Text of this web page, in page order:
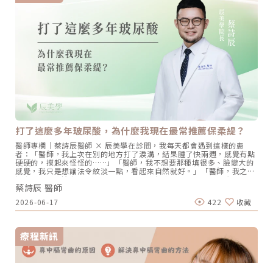
過長治療就要以骨骼/牙齒矯正/正顎手術為主 (請參考正顎手術)放鬆時
人中長度正常閉嘴時因下拉而顯得過長過薄的上唇會在局部造成人中比
例過高因此治療就已增加上唇厚度為主另外有少部分短鼻/鼻中膈後縮
的人在鼻中膈延長後也會有需許減少人中比例的效果 (請參考鼻中膈延
長)延長鼻中膈/增加鼻子長度能少許減少人中的比例再來就是今天的重
點縮人中手術主要就是針對先天過多過長的組織或者是因為老化造成的
組織鬆弛下垂需要去移除過多的皮膚以及軟組織來直接減少人中的長度
手術設計及術後立即術前術後效果也就是這些細微的比例長度差異造就
了許多各自特色的臉改變人中比例會有一種「原來是這樣啊?!」的改變
你是否知道了呢?參考文獻:1. "Analysis and Classification of the
Upper Lip Aesthetic Unit" Peter Raphael, M.D.Ryan Harris,
M.S.Scott W. Harris, M.D. Plast. Reconstr. Surg. 132: 543, 20132.
"The Modified Upper Lip Lift Advanced Approach with Deep-
Plane Release and Secure Suspension: 823-Patient
Series"Benjamin Talei, MD,Facial Plast Surg Clin N Am 27 (2019)
385–398
打了這麼多年玻尿酸，為什麼我現在最常推薦保柔緹？
醫師專欄｜蔡詩辰醫師 × 辰美學在診間，我每天都會遇到這樣的患
者：「醫師，我上次在別的地方打了淚溝，結果腫了快兩週，感覺有點
硬硬的，摸起來怪怪的……」「醫師，我不想要那種填很多、臉變大的
感覺，我只是想讓法令紋淡一點，看起來自然就好。」「醫師，我之前
打完，嘴巴旁邊有一條一條的，朋友說我打太明顯……」每次聽到這
些，我心裡都有一個很深的感受：玻尿酸的效果好不好，不只是技術問
題，選對產品，才是成功的一半。我第一次接觸保柔緹，是被它「融進
去」的感覺說服的行醫多年，我用過市面上各種主流玻尿酸品牌。每一
款都有它的優勢，也都有我在臨床上摸索出來的使用習慣。但說真的，
在處理一位患者的眼下細紋，那是一個很「刁鑽」的部位，淺到不行，
稍微施打深一點會腫，太淺又容易產生泛藍光（Tyndall effect）或毛
毛蟲現象。我嘗試用保柔緹的 Soft 劑型施打，針劑推進去之後，我看
著那個區域，幾乎沒有隆起感，產品就像水一樣，悄悄地「進去了」。
蔡詩辰 醫師
2026-06-17 422 收藏
療程新訊